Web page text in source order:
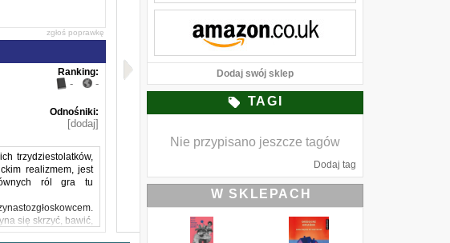
zgłoś poprawkę
Ranking:
- -
Odnośniki:
[dodaj]
trzydziestolatków,
realizmem, jest
ról gra tu
się skrzyć, bawić,
pokaz językowego
Dodaj swój sklep
TAGI
Nie przypisano jeszcze tagów
Dodaj tag
W SKLEPACH